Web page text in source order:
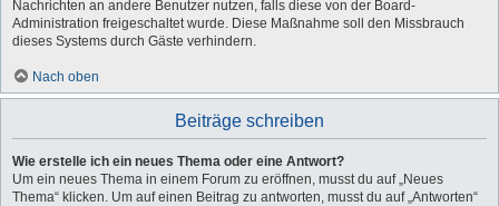
Nachrichten an andere Benutzer nutzen, falls diese von der Board-
Administration freigeschaltet wurde. Diese Maßnahme soll den Missbrauch
dieses Systems durch Gäste verhindern.
Nach oben
Beiträge schreiben
Wie erstelle ich ein neues Thema oder eine Antwort?
Um ein neues Thema in einem Forum zu eröffnen, musst du auf „Neues
Thema“ klicken. Um auf einen Beitrag zu antworten, musst du auf „Antworten“